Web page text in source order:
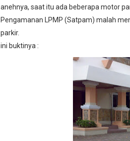
Berkirim Gambar
Teknik Subnetting IP
cara cepat upgrade
anehnya, saat itu ada beberapa motor
Pengamanan LPMP (Satpam) malah
parkir.
ini buktinya :